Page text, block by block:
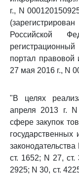
г., N
Российской
портал правовой
27 мая 2016 г., N
"В целях
апреля 2013 г.
сфере закупок
ст. 1652; N 27,
2925; N 30, ст.